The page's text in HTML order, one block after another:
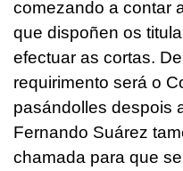
comezando a contar
que dispoñen os
efectuar as cortas.
requirimento será o
pasándolles despois
Fernando Suárez
chamada para que